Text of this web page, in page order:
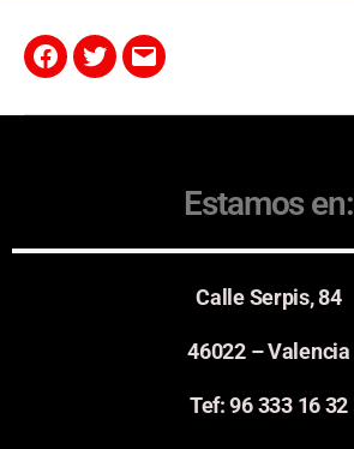
Estamos en:
Calle Serpis, 84
46022 – Valencia
Tef: 96 333 16 32